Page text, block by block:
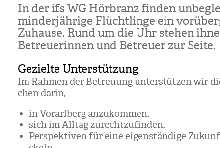
In der ifs WG Hör­branz fin­den
min­der­jäh­rige Flücht­linge ein
Zuhause. Rund um die Uhr ste­hen
Betreue­rin­nen und Betreuer zur Seite.
Gezielte Unterstützung
Im Rah­men der Betreu­ung unter­stüt­zen wir
chen darin,
in Vor­arl­berg anzu­kom­men,
sich im All­tag zurecht­zu­fin­den,
Per­spek­ti­ven für eine eigen­stän­dige